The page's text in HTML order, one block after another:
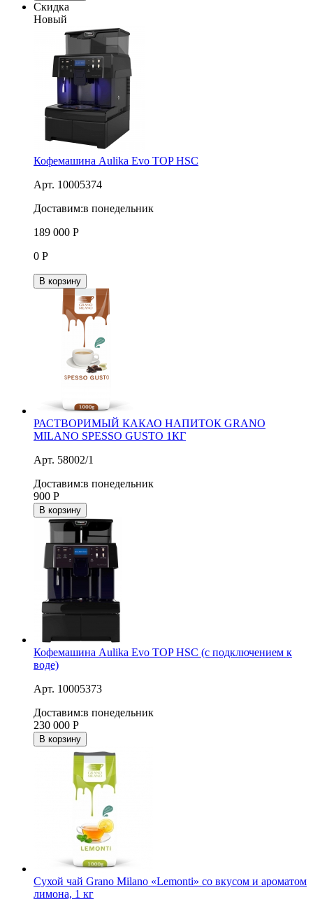
Скидка
Новый
Кофемашина Aulika Evo TOP HSC
Арт. 10005374
Доставим:в понедельник
189 000 Р
0 Р
В корзину
РАСТВОРИМЫЙ КАКАО НАПИТОК GRANO
MILANO SPESSO GUSTO 1КГ
Арт. 58002/1
Доставим:в понедельник
900 Р
В корзину
Кофемашина Aulika Evo TOP HSC (с подключением к
воде)
Арт. 10005373
Доставим:в понедельник
230 000 Р
В корзину
Сухой чай Grano Milano «Lemonti» со вкусом и ароматом
лимона, 1 кг